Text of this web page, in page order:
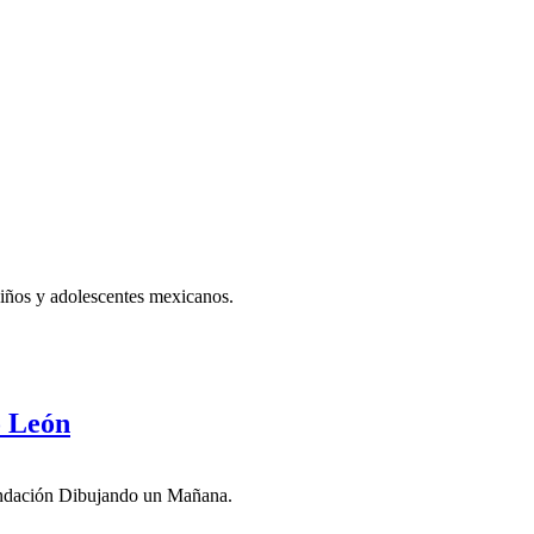
y adolescentes mexicanos.
Dibujando un Mañana.